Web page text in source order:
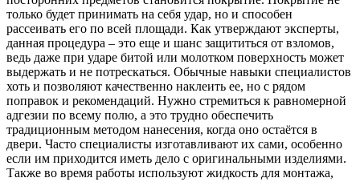
только будет принимать на себя удар, но и способен
рассеивать его по всей площади. Как утверждают эксперты,
данная процедура – это еще и шанс защититься от взломов,
ведь даже при ударе битой или молотком поверхность может
выдержать и не потрескаться. Обычные навыки специалистов
хоть и позволяют качественно наклеить ее, но с рядом
поправок и рекомендаций. Нужно стремиться к равномерной
адгезии по всему полю, а это трудно обеспечить
традиционным методом нанесения, когда оно остаётся в
двери. Часто специалисты изготавливают их сами, особенно
если им приходится иметь дело с оригинальными изделиями.
Также во время работы используют жидкость для монтажа,